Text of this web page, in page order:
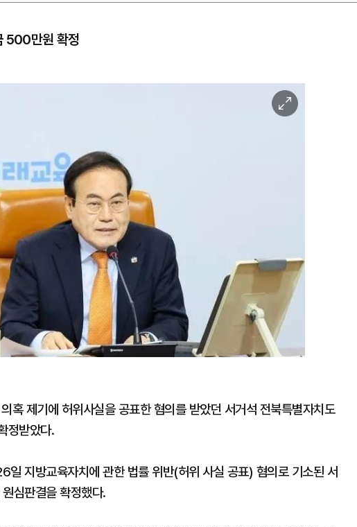
500만원 확정
이
미
혹 제기에 허위사실을 공표한 혐의를 받았던 서거석 전북특별자치도
정받았다.
지방교육자치에 관한 법률 위반(허위 사실 공표) 혐의로 기소된 서
심판결을 확정했다.